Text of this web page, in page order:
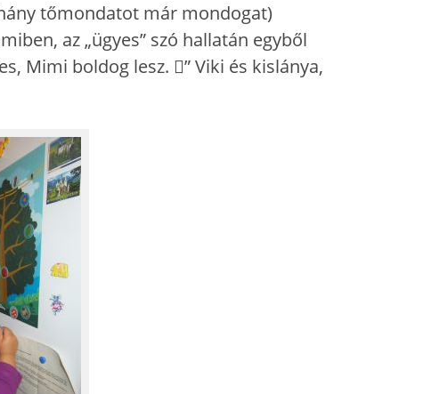
tőmondatot már mondogat)
az „ügyes” szó hallatán egyből
Mimi boldog lesz. ” Viki és kislánya,